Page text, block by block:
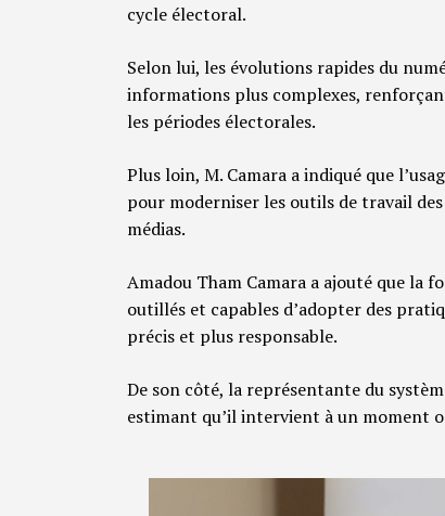
cycle électoral.
Selon lui, les évolutions rapides du
informations plus complexes,
les périodes électorales.
Plus loin, M. Camara a indiqué que
pour moderniser les outils de travail
médias.
Amadou Tham Camara a ajouté que la
outillés et capables d’adopter des
précis et plus responsable.
De son côté, la représentante du
estimant qu’il intervient à un moment